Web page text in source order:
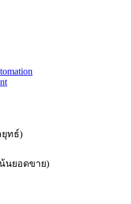
ยุทธ์)
น้นยอดขาย)